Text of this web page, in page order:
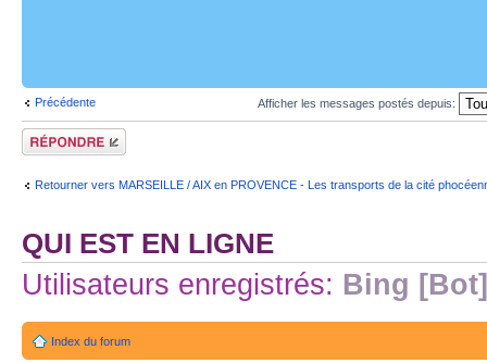
Précédente Afficher les messages postés depuis:
Répondre
Retourner vers MARSEILLE / AIX en PROVENCE - Les transports de la cité
QUI EST EN LIGNE
Utilisateurs enregistrés: Bing [Bot]
Index du forum